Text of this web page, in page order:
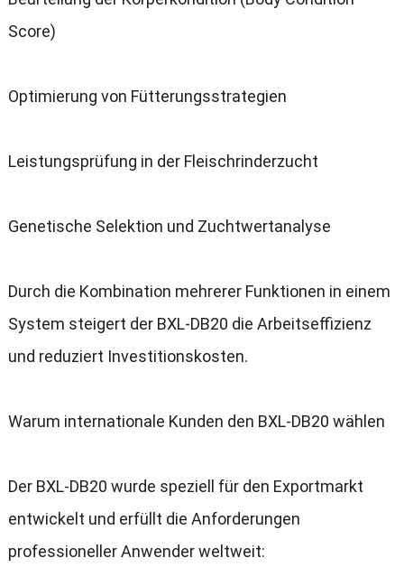
Score)
Optimierung von Fütterungsstrategien
Leistungsprüfung in der Fleischrinderzucht
Genetische Selektion und Zuchtwertanalyse
Durch die Kombination mehrerer Funktionen in einem
System steigert der BXL-DB20 die Arbeitseffizienz
und reduziert Investitionskosten.
Warum internationale Kunden den BXL-DB20 wählen
Der BXL-DB20 wurde speziell für den Exportmarkt
entwickelt und erfüllt die Anforderungen
professioneller Anwender weltweit: